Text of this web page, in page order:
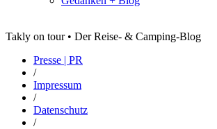
Takly on tour • Der Reise- & Camping-Blog
Presse | PR
/
Impressum
/
Datenschutz
/